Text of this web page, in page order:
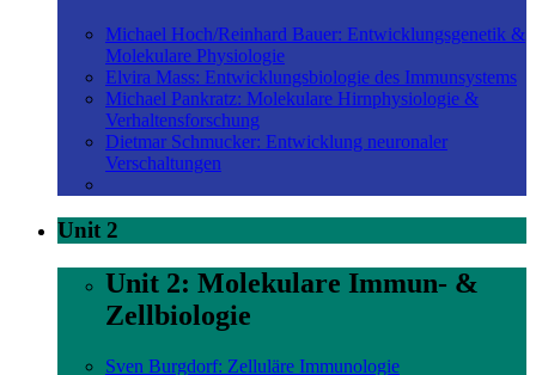
Michael Hoch/Reinhard Bauer: Entwicklungsgenetik &
Molekulare Physiologie
Elvira Mass: Entwicklungsbiologie des Immunsystems
Michael Pankratz: Molekulare Hirnphysiologie &
Verhaltensforschung
Dietmar Schmucker: Entwicklung neuronaler
Verschaltungen
Unit 2
Unit 2: Molekulare Immun- &
Zellbiologie
Sven Burgdorf: Zelluläre Immunologie